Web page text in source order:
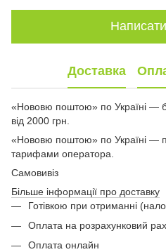
Написати
Доставка
«Нововю поштою» по Україні —
від 2000 грн.
«Нововю поштою» по Україні —
тарифами оператора.
Самовивіз
Більше інформації про доставку
Готівкою при отриманні
Оплата на розрахунковий
Оплата онлайн